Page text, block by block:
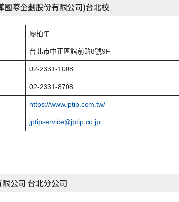
國際企劃股份有限公司)台北校
廖柏年
台北市中正區館前路8號9F
02-2331-1008
02-2331-8708
https://www.jptip.com.tw/
jptipservice@jptip.co.jp
公司 台北分公司